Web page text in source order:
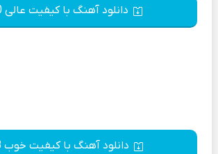
دانلود آهنگ با کیفیت عالی 320
دانلود آهنگ با کیفیت خوب 128